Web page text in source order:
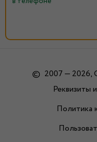
© 2007 — 2026,
Реквизиты
Политика